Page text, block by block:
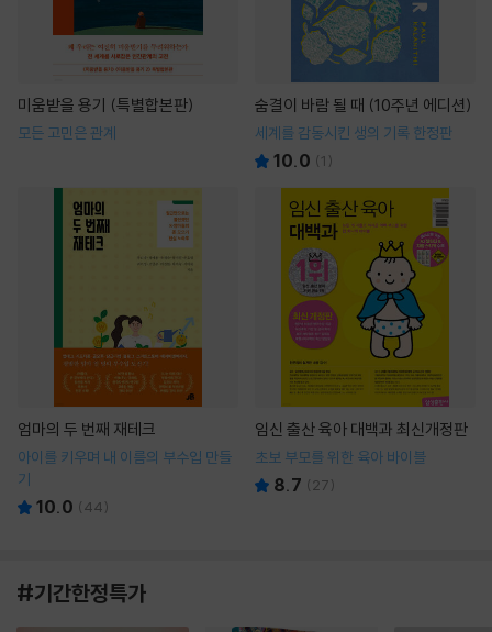
미움받을 용기 (특별합본판)
모든 고민은 관계
숨결이 바람 될 때 (10주년 에디션)
세계를 감동시킨 생의 기록 한정판
10.0 (1 )
엄마의 두 번째 재테크
아이를 키우며 내 이름의 부수입 만들
기
10.0 (44)
임신 출산 육아 대백과 최신개정판
초보 부모를 위한 육아 바이블
8.7 ( 27)
#기간한정특가